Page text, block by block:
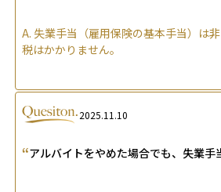
A. 失業手当（雇用保険の基本手当）は
税はかかりません。
2025.11.10
“アルバイトをやめた場合でも、失業手